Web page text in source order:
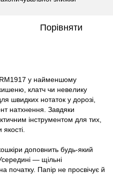
Порівняти
у найменшому
клатч чи невелику
швидких нотаток у дорозі,
натхнення. Завдяки
інструментом для тих,
доповнить будь-який
— щільні
початку. Папір не просвічує й